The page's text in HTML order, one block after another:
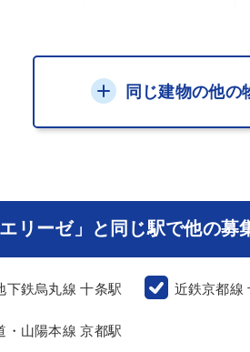
同じ建物の他の
リーゼ」と同じ駅で他の募
下鉄烏丸線 十条駅 近鉄京都線
・山陽本線 京都駅